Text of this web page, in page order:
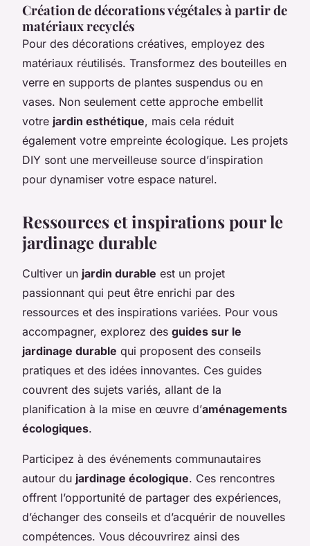
Création de décorations végétales à partir de
matériaux recyclés
Pour des décorations créatives, employez des
matériaux réutilisés. Transformez des bouteilles en
verre en supports de plantes suspendus ou en
vases. Non seulement cette approche embellit
votre jardin esthétique, mais cela réduit
également votre empreinte écologique. Les projets
DIY sont une merveilleuse source d’inspiration
pour dynamiser votre espace naturel.
Ressources et inspirations pour le
jardinage durable
Cultiver un jardin durable est un projet
passionnant qui peut être enrichi par des
ressources et des inspirations variées. Pour vous
accompagner, explorez des guides sur le
jardinage durable qui proposent des conseils
pratiques et des idées innovantes. Ces guides
couvrent des sujets variés, allant de la
planification à la mise en œuvre d’aménagements
écologiques.
Participez à des événements communautaires
autour du jardinage écologique. Ces rencontres
offrent l’opportunité de partager des expériences,
d’échanger des conseils et d’acquérir de nouvelles
compétences. Vous découvrirez ainsi des